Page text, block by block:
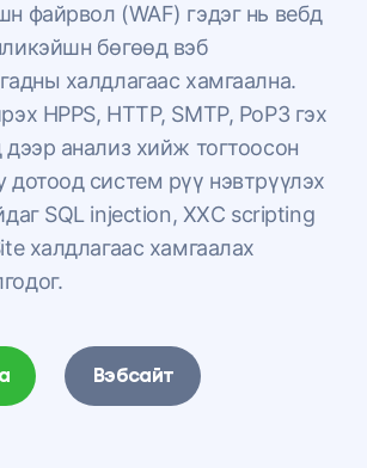
файрвол (WAF) гэдэг нь вебд
бөгөөд вэб
халдлагаас хамгаална.
HPPS, HTTP, SMTP, PoP3 гэх
дээр анализ хийж тогтоосон
дотоод систем рүү нэвтрүүлэх
SQL injection, XXC scripting
халдлагаас хамгаалах
Вэбсайт